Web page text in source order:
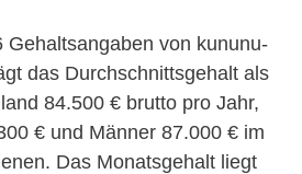
Gehaltsangaben von kununu-
das Durchschnittsgehalt als
84.500 € brutto pro Jahr,
€ und Männer 87.000 € im
Das Monatsgehalt liegt